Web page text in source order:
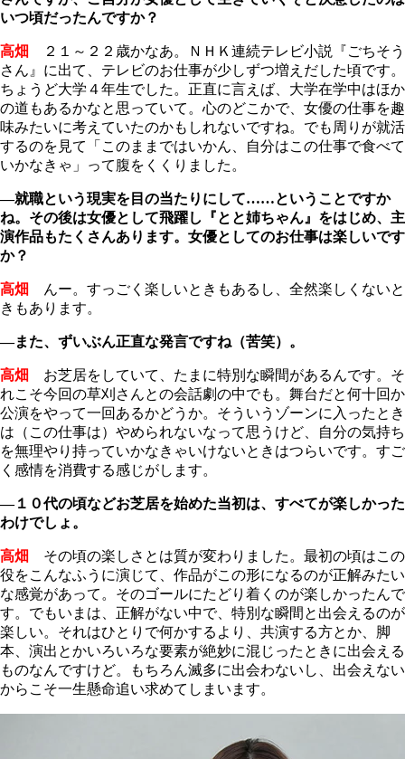
いつ頃だったんですか？
高畑
２１～２２歳かなあ。ＮＨＫ連続テレビ小説『ごちそう
さん』に出て、テレビのお仕事が少しずつ増えだした頃です。
ちょうど大学４年生でした。正直に言えば、大学在学中はほか
の道もあるかなと思っていて。心のどこかで、女優の仕事を趣
味みたいに考えていたのかもしれないですね。でも周りが就活
するのを見て「このままではいかん、自分はこの仕事で食べて
いかなきゃ」って腹をくくりました。
―就職という現実を目の当たりにして……ということですか
ね。その後は女優として飛躍し『とと姉ちゃん』をはじめ、主
演作品もたくさんあります。女優としてのお仕事は楽しいです
か？
高畑
んー。すっごく楽しいときもあるし、全然楽しくないと
きもあります。
―また、ずいぶん正直な発言ですね（苦笑）。
高畑
お芝居をしていて、たまに特別な瞬間があるんです。そ
れこそ今回の草刈さんとの会話劇の中でも。舞台だと何十回か
公演をやって一回あるかどうか。そういうゾーンに入ったとき
は（この仕事は）やめられないなって思うけど、自分の気持ち
を無理やり持っていかなきゃいけないときはつらいです。すご
く感情を消費する感じがします。
―１０代の頃などお芝居を始めた当初は、すべてが楽しかった
わけでしょ。
高畑
その頃の楽しさとは質が変わりました。最初の頃はこの
役をこんなふうに演じて、作品がこの形になるのが正解みたい
な感覚があって。そのゴールにたどり着くのが楽しかったんで
す。でもいまは、正解がない中で、特別な瞬間と出会えるのが
楽しい。それはひとりで何かするより、共演する方とか、脚
本、演出とかいろいろな要素が絶妙に混じったときに出会える
ものなんですけど。もちろん滅多に出会わないし、出会えない
からこそ一生懸命追い求めてしまいます。